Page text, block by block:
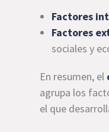
Factores
Factores
sociales y
En resumen, el
agrupa los
el que